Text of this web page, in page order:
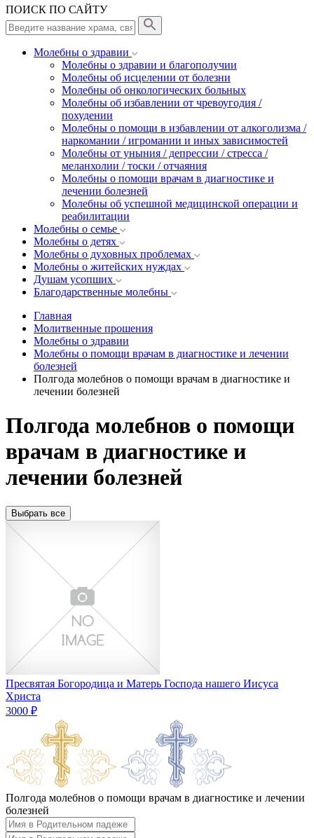
ПОИСК ПО САЙТУ
Молебны о здравии
Молебны о здравии и благополучии
Молебны об исцелении от болезни
Молебны об онкологических больных
Молебны об избавлении от чревоугодия /
похудении
Молебны о помощи в избавлении от алкоголизма /
наркомании / игромании и иных зависимостей
Молебны от уныния / депрессии / стресса /
меланхолии / тоски / отчаяния
Молебны о помощи врачам в диагностике и
лечении болезней
Молебны об успешной медицинской операции и
реабилитации
Молебны о семье
Молебны о детях
Молебны о духовных проблемах
Молебны о житейских нуждах
Душам усопших
Благодарственные молебны
Главная
Молитвенные прошения
Молебны о здравии
Молебны о помощи врачам в диагностике и лечении
болезней
Полгода молебнов о помощи врачам в диагностике и
лечении болезней
Полгода молебнов о помощи
врачам в диагностике и
лечении болезней
Выбрать все
Пресвятая Богородица и Матерь Господа нашего Иисуса
Христа
3000 ₽
Полгода молебнов о помощи врачам в диагностике и лечении
болезней